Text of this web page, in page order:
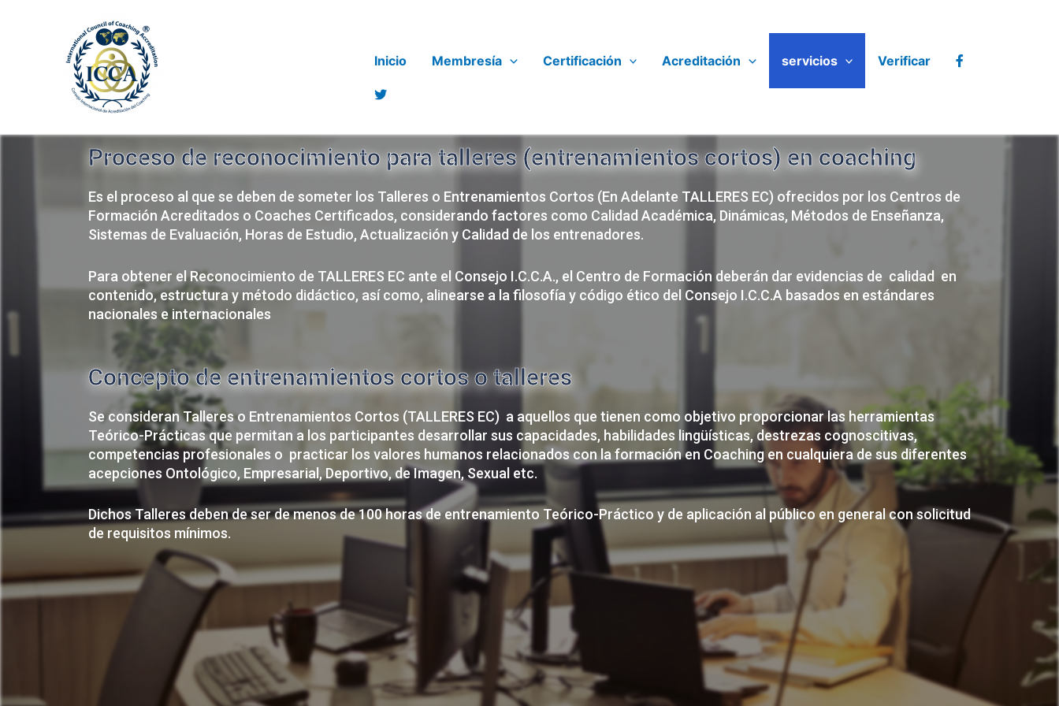
Inicio Membresía Certificación Acreditación servicios Verificar
Proceso de reconocimiento para talleres (entrenamientos cortos) en coaching
Es el proceso al que se deben de someter los Talleres o Entrenamientos Cortos (En Adelante TALLERES EC) ofrecidos por los Centros de
Formación Acreditados o Coaches Certificados, considerando factores como Calidad Académica, Dinámicas, Métodos de Enseñanza,
Sistemas de Evaluación, Horas de Estudio, Actualización y Calidad de los entrenadores.
Para obtener el Reconocimiento de TALLERES EC ante el Consejo I.C.C.A., el Centro de Formación deberán dar evidencias de calidad en
contenido, estructura y método didáctico, así como, alinearse a la filosofía y código ético del Consejo I.C.C.A basados en estándares
nacionales e internacionales
Concepto de entrenamientos cortos o talleres
Se consideran Talleres o Entrenamientos Cortos (TALLERES EC) a aquellos que tienen como objetivo proporcionar las herramientas
Teórico-Prácticas que permitan a los participantes desarrollar sus capacidades, habilidades lingüísticas, destrezas cognoscitivas,
competencias profesionales o practicar los valores humanos relacionados con la formación en Coaching en cualquiera de sus diferentes
acepciones Ontológico, Empresarial, Deportivo, de Imagen, Sexual etc.
Dichos Talleres deben de ser de menos de 100 horas de entrenamiento Teórico-Práctico y de aplicación al público en general con solicitud
de requisitos mínimos.